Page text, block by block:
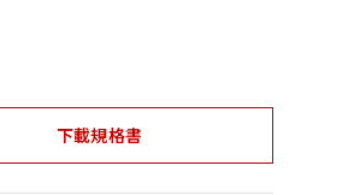
下載規格書